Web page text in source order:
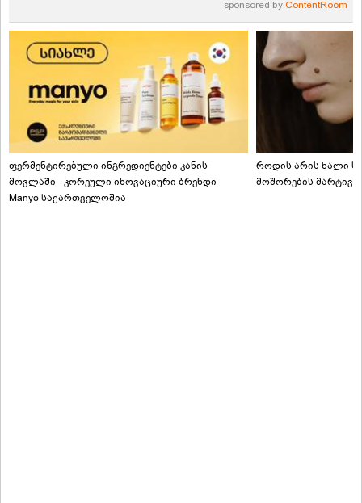
sponsored by ContentRoom
ფერმენტირებული ინგრედიენტები კანის
მოვლაში - კორეული ინოვაციური ბრენდი
Manyo საქართველოშია
როდის არის ხალი
მოშორების